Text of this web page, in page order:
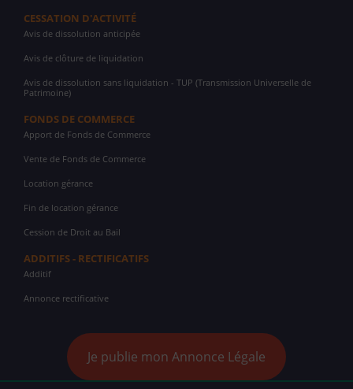
CESSATION D'ACTIVITÉ
Avis de dissolution anticipée
Avis de clôture de liquidation
Avis de dissolution sans liquidation - TUP (Transmission Universelle de
Patrimoine)
FONDS DE COMMERCE
Apport de Fonds de Commerce
Vente de Fonds de Commerce
Location gérance
Fin de location gérance
Cession de Droit au Bail
ADDITIFS - RECTIFICATIFS
Additif
Annonce rectificative
Je publie mon Annonce Légale